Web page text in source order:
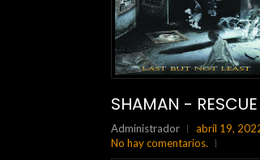
SHAMAN -
Administrador abril 19,
No hay comentarios.